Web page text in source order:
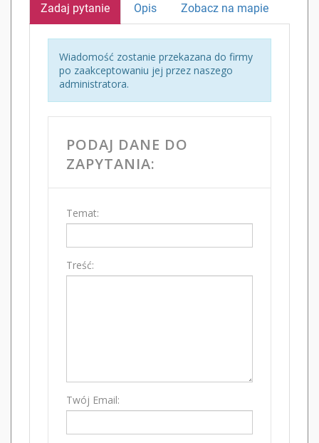
Zadaj pytanie Opis Zobacz na mapie
Wiadomość zostanie przekazana do firmy
po zaakceptowaniu jej przez naszego
administratora.
PODAJ DANE DO
ZAPYTANIA:
Temat:
Treść:
Twój Email: